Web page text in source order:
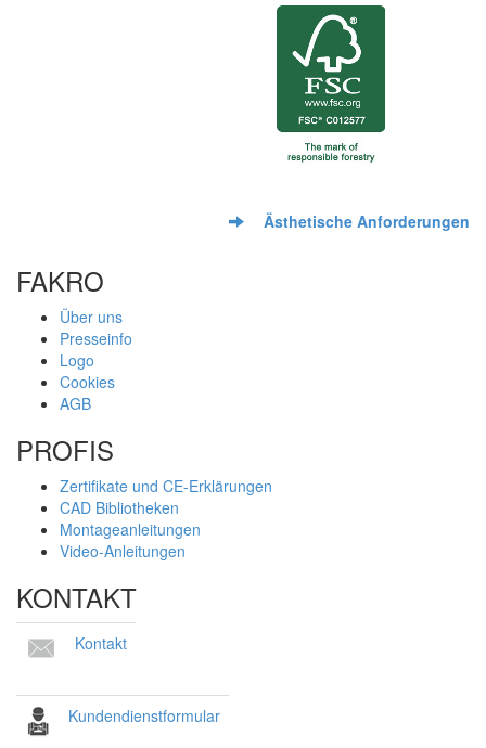
Ästhetische Anforderungen
FAKRO
Über uns
Presseinfo
Logo
Cookies
AGB
PROFIS
Zertifikate und CE-Erklärungen
CAD Bibliotheken
Montageanleitungen
Video-Anleitungen
KONTAKT
Kontakt
Kundendienstformular